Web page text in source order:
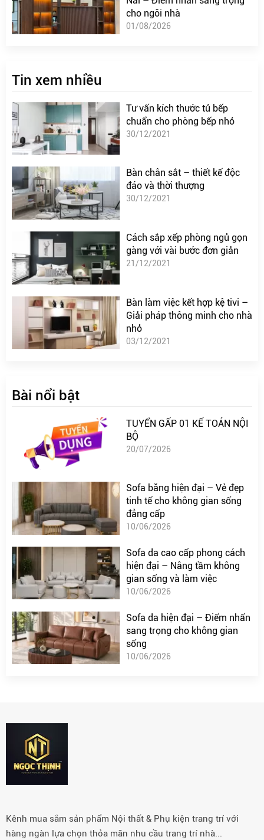
cho ngôi nhà
01/08/2026
Tin xem nhiều
Tư vấn kích thước tủ bếp
chuẩn cho phòng bếp nhỏ
30/12/2021
Bàn chân sắt – thiết kế độc
đáo và thời thượng
30/12/2021
Cách sắp xếp phòng ngủ gọn
gàng với vài bước đơn giản
21/12/2021
Bàn làm việc kết hợp kệ tivi –
Giải pháp thông minh cho nhà
nhỏ
03/12/2021
Bài nổi bật
TUYỂN GẤP 01 KẾ TOÁN NỘI
BỘ
20/07/2026
Sofa băng hiện đại – Vẻ đẹp
tinh tế cho không gian sống
đẳng cấp
10/06/2026
Sofa da cao cấp phong cách
hiện đại – Nâng tầm không
gian sống và làm việc
10/06/2026
Sofa da hiện đại – Điểm nhấn
sang trọng cho không gian
sống
10/06/2026
Kênh mua sắm sản phẩm Nội thất & Phụ kiện trang trí với
hàng ngàn lựa chọn thỏa mãn nhu cầu trang trí nhà...